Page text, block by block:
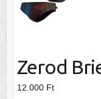
Zerod
12.000 Ft